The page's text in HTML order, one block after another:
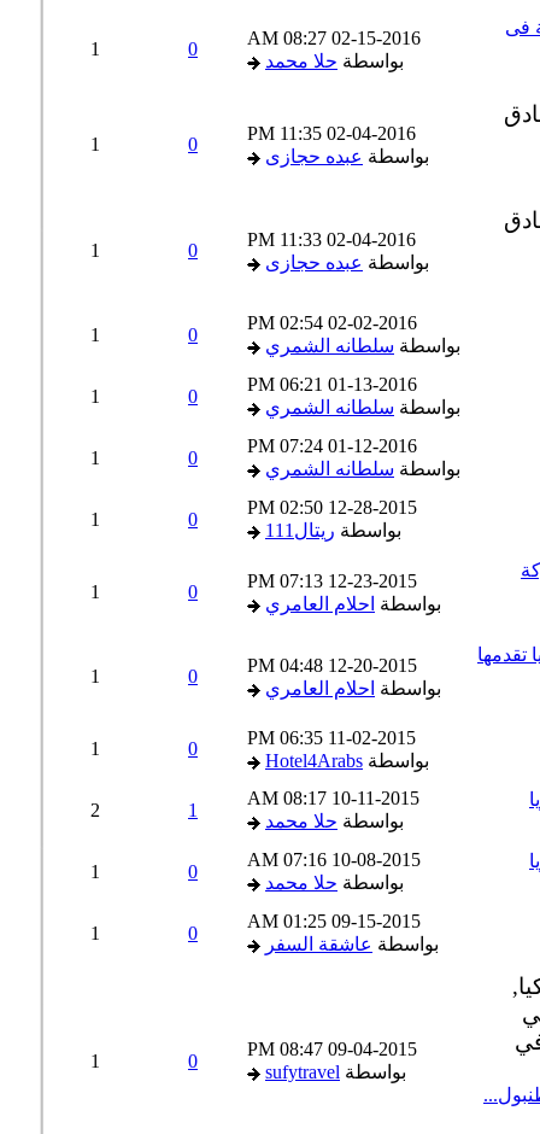
فى
02-15-2016
08:27 AM
بواسطةحلا محمد
02-04-2016
11:35 PM
بواسطةعبده حجازى
02-04-2016
11:33 PM
بواسطةعبده حجازى
02-02-2016
02:54 PM
بواسطةسلطانه الشمري
01-13-2016
06:21 PM
بواسطةسلطانه الشمري
01-12-2016
07:24 PM
بواسطةسلطانه الشمري
12-28-2015
02:50 PM
بواسطةريتال111
12-23-2015
07:13 PM
بواسطةاحلام العامري
تقدمها
12-20-2015
04:48 PM
بواسطةاحلام العامري
11-02-2015
06:35 PM
بواسطةHotel4Arabs
10-11-2015
08:17 AM
بواسطةحلا محمد
10-08-2015
07:16 AM
بواسطةحلا محمد
09-15-2015
01:25 AM
بواسطةعاشقة السفر
09-04-2015
08:47 PM
بواسطةsufytravel